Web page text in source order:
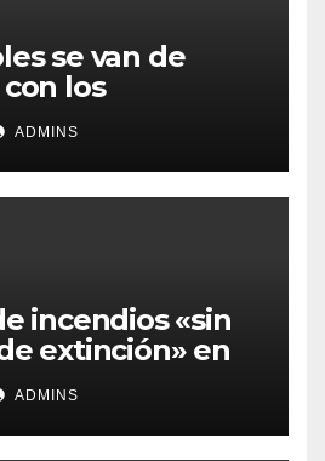
se van de
los
un 21%
el año pasado
disparados
ADMINS
incendios «sin
extinción» en
de Madrid
la
nacional
ADMINS